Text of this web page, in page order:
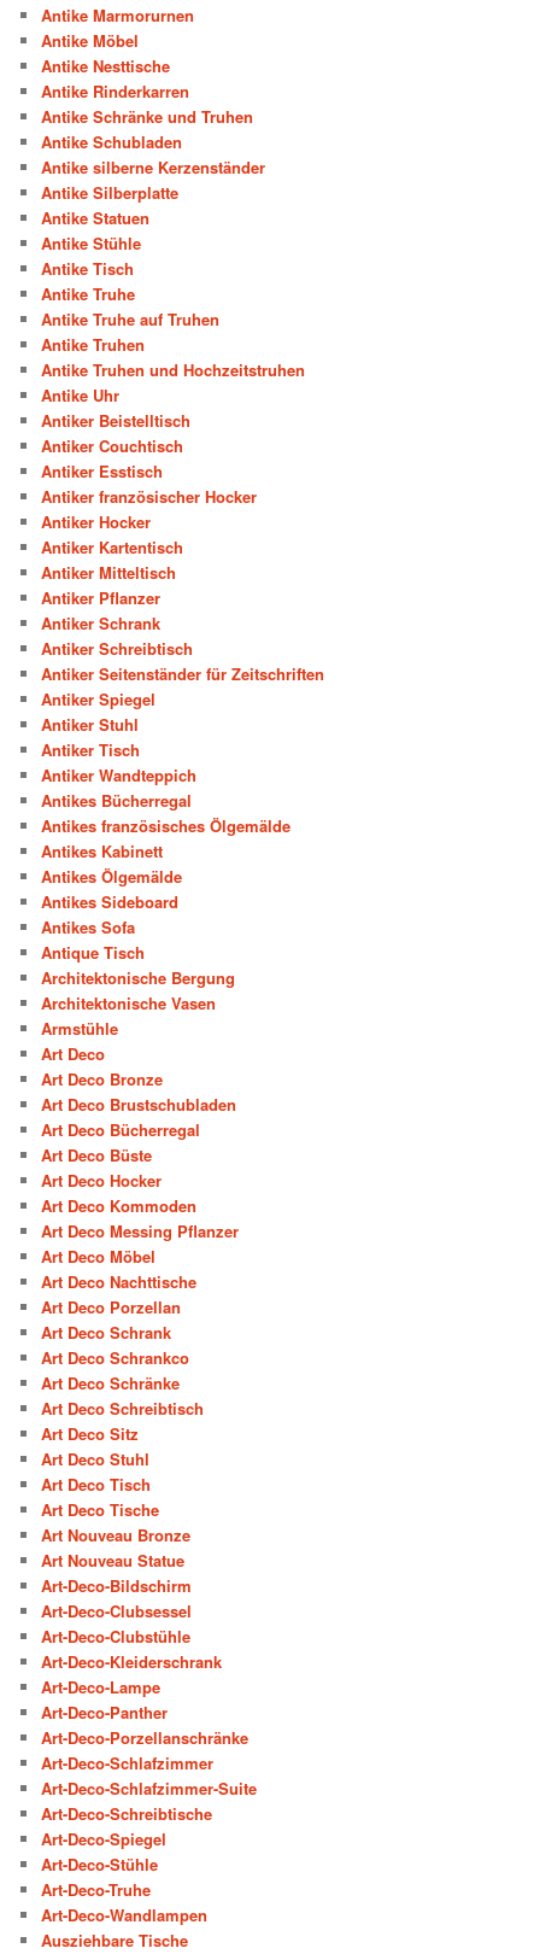
Antike Marmorurnen
Antike Möbel
Antike Nesttische
Antike Rinderkarren
Antike Schränke und Truhen
Antike Schubladen
Antike silberne Kerzenständer
Antike Silberplatte
Antike Statuen
Antike Stühle
Antike Tisch
Antike Truhe
Antike Truhe auf Truhen
Antike Truhen
Antike Truhen und Hochzeitstruhen
Antike Uhr
Antiker Beistelltisch
Antiker Couchtisch
Antiker Esstisch
Antiker französischer Hocker
Antiker Hocker
Antiker Kartentisch
Antiker Mitteltisch
Antiker Pflanzer
Antiker Schrank
Antiker Schreibtisch
Antiker Seitenständer für Zeitschriften
Antiker Spiegel
Antiker Stuhl
Antiker Tisch
Antiker Wandteppich
Antikes Bücherregal
Antikes französisches Ölgemälde
Antikes Kabinett
Antikes Ölgemälde
Antikes Sideboard
Antikes Sofa
Antique Tisch
Architektonische Bergung
Architektonische Vasen
Armstühle
Art Deco
Art Deco Bronze
Art Deco Brustschubladen
Art Deco Bücherregal
Art Deco Büste
Art Deco Hocker
Art Deco Kommoden
Art Deco Messing Pflanzer
Art Deco Möbel
Art Deco Nachttische
Art Deco Porzellan
Art Deco Schrank
Art Deco Schrankco
Art Deco Schränke
Art Deco Schreibtisch
Art Deco Sitz
Art Deco Stuhl
Art Deco Tisch
Art Deco Tische
Art Nouveau Bronze
Art Nouveau Statue
Art-Deco-Bildschirm
Art-Deco-Clubsessel
Art-Deco-Clubstühle
Art-Deco-Kleiderschrank
Art-Deco-Lampe
Art-Deco-Panther
Art-Deco-Porzellanschränke
Art-Deco-Schlafzimmer
Art-Deco-Schlafzimmer-Suite
Art-Deco-Schreibtische
Art-Deco-Spiegel
Art-Deco-Stühle
Art-Deco-Truhe
Art-Deco-Wandlampen
Ausziehbare Tische